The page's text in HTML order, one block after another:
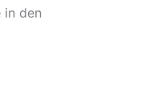
in den